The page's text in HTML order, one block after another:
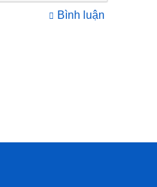
Bình luận